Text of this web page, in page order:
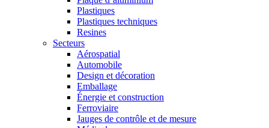
Plastiques
Plastiques techniques
Resines
Secteurs
Aérospatial
Automobile
Design et décoration
Emballage
Énergie et construction
Ferroviaire
Jauges de contrôle et de mesure